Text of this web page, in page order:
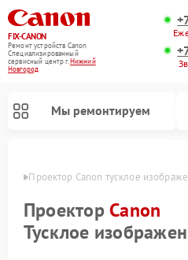
FIX-CANON
Ремонт устройств Canon
Специализированный
cервисный центр г.Нижний
Новгород
Мы ремонтируем
Проектор Canon тусклое
Проектор Canon
Тусклое